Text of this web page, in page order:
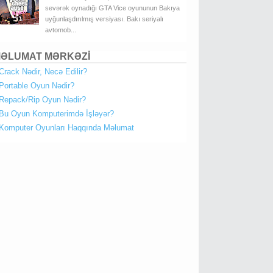
sevərək oynadığı GTA Vice oyununun Bakıya
uyğunlaşdırılmış versiyası. Bakı seriyalı
avtomob...
MƏRKƏZİ
Nədir, Necə Edilir?
Oyun Nədir?
Rip Oyun Nədir?
Oyun Komputerimdə İşləyər?
Oyunları Haqqında Məlumat